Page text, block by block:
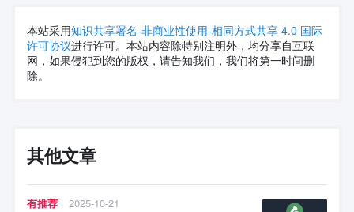
本站采用知识共享署名-非商业性使用-相同方式共享 4.0 国际
许可协议进行许可。本站内容除特别注明外，均分享自互联
网，如果侵犯到您的版权，请告知我们，我们将第一时间删
除。
其他文章
有推荐 2025-10-21